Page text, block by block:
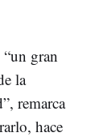
gran
la
remarca
hace